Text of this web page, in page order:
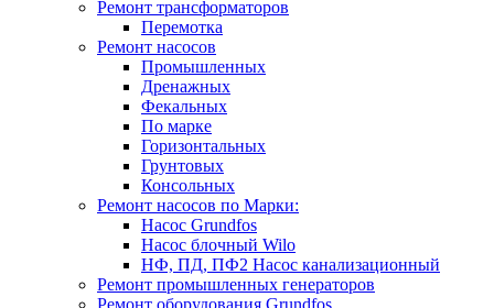
Ремонт трансформаторов
Перемотка
Ремонт насосов
Промышленных
Дренажных
Фекальных
По марке
Горизонтальных
Грунтовых
Консольных
Ремонт насосов по Марки:
Насос Grundfos
Насос блочный Wilo
НФ, ПД, ПФ2 Насос канализационный
Ремонт промышленных генераторов